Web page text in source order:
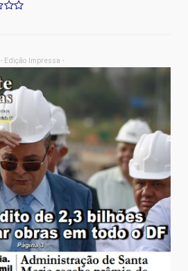
- Edição Impressa -